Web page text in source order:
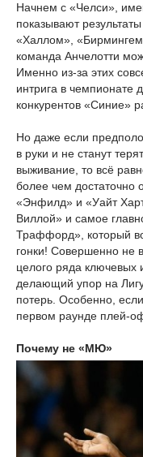
Начнем с «Челси»,
показывают
«Халлом»,
команда Анчелотти
Именно из-за этих
интрига в чемпионате
конкурентов «Синие»
Но даже если
в руки и не станут
выживание, то всё
более чем достаточно
«Энфилд» и «Уайт
Виллой» и самое
Траффорд», который
гонки! Совершенно не
целого ряда ключевых
делающий упор на
потерь. Особенно,
первом раунде плей-
Почему не «МЮ»